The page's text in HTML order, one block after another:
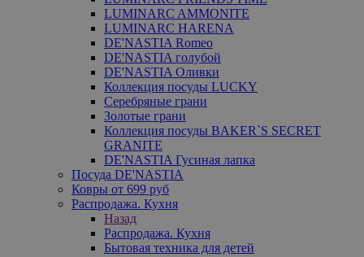
LUMINARC AMMONITE
LUMINARC HARENA
DE'NASTIA Romeo
DE'NASTIA голубой
DE'NASTIA Оливки
Коллекция посуды LUCKY
Серебряные грани
Золотые грани
Коллекция посуды BAKER`S SECRET
GRANITE
DE'NASTIA Гусиная лапка
Посуда DE'NASTIA
Ковры от 699 руб
Распродажа. Кухня
Назад
Распродажа. Кухня
Бытовая техника для детей